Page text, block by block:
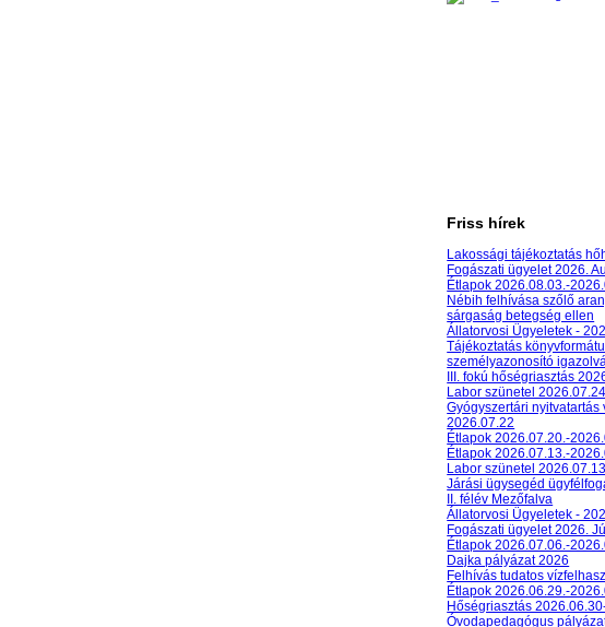
Friss hírek
Lakossági tájékoztatás
Fogászati ügyelet 2026.
Étlapok 2026.08.03.-
Nébih felhívása szőlő
sárgaság betegség ellen
Állatorvosi Ügyeletek -
Tájékoztatás
személyazonosító
III. fokú hőségriasztás
Labor szünetel
Gyógyszertári nyitvatartás
2026.07.22
Étlapok 2026.07.20.-
Étlapok 2026.07.13.-
Labor szünetel
Járási ügysegéd
II. félév Mezőfalva
Állatorvosi Ügyeletek -
Fogászati ügyelet 2026.
Étlapok 2026.07.06.-
Dajka pályázat 2026
Felhívás tudatos
Étlapok 2026.06.29.-
Hőségriasztás
Óvodapedagógus